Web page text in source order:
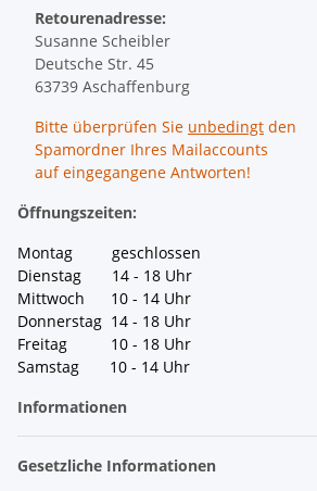
Retourenadresse:
Susanne Scheibler
Deutsche Str. 45
63739 Aschaffenburg
Bitte überprüfen Sie unbedingt den
Spamordner Ihres Mailaccounts
auf eingegangene Antworten!
Öffnungszeiten:
Montag geschlossen
Dienstag 14 - 18 Uhr
Mittwoch 10 - 14 Uhr
Donnerstag 14 - 18 Uhr
Freitag 10 - 18 Uhr
Samstag 10 - 14 Uhr
Informationen
Gesetzliche Informationen